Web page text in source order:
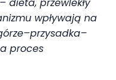
wpływają na
proces